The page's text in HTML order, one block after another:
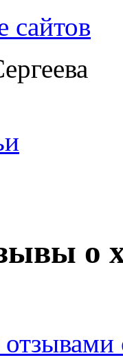
сайтов
о
отзывами